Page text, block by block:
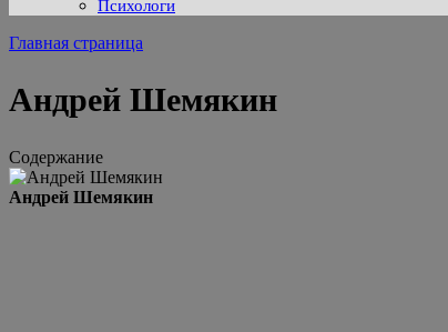
Психологи
Главная страница
Андрей Шемякин
Содержание
Андрей Шемякин